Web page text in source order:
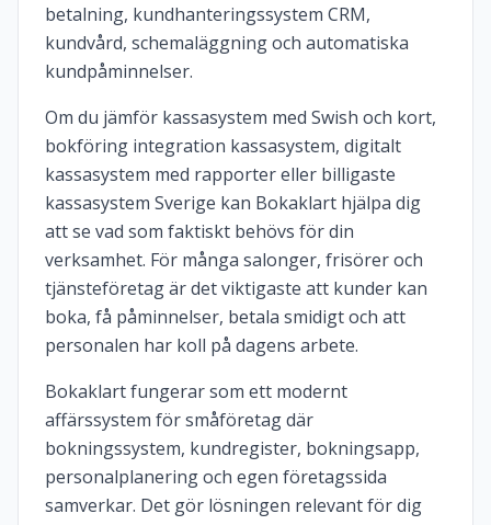
betalning, kundhanteringssystem CRM,
kundvård, schemaläggning och automatiska
kundpåminnelser.
Om du jämför kassasystem med Swish och kort,
bokföring integration kassasystem, digitalt
kassasystem med rapporter eller billigaste
kassasystem Sverige kan Bokaklart hjälpa dig
att se vad som faktiskt behövs för din
verksamhet. För många salonger, frisörer och
tjänsteföretag är det viktigaste att kunder kan
boka, få påminnelser, betala smidigt och att
personalen har koll på dagens arbete.
Bokaklart fungerar som ett modernt
affärssystem för småföretag där
bokningssystem, kundregister, bokningsapp,
personalplanering och egen företagssida
samverkar. Det gör lösningen relevant för dig